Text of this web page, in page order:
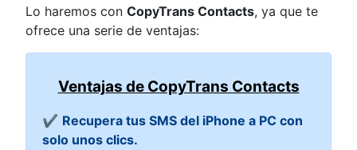
Lo haremos con CopyTrans Contacts, ya que te
ofrece una serie de ventajas:
Ventajas de CopyTrans Contacts
✔ Recupera tus SMS del iPhone a PC con
solo unos clics.